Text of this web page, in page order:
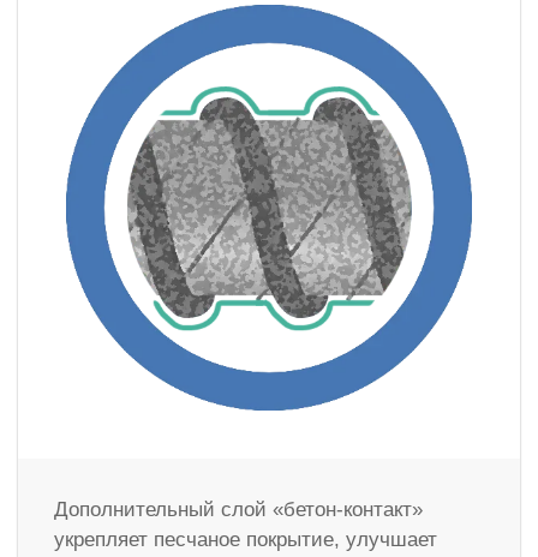
Дополнительный слой «бетон-контакт»
укрепляет песчаное покрытие, улучшает